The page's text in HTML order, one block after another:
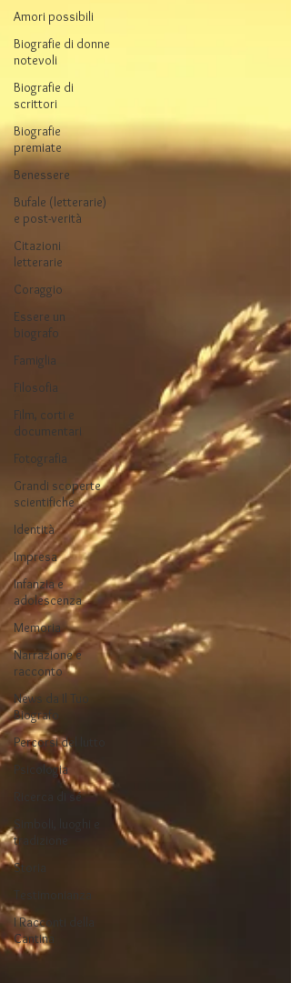
Amori possibili
Biografie di donne
notevoli
Biografie di
scrittori
Biografie
premiate
Benessere
Bufale (letterarie)
e post-verità
Citazioni
letterarie
Coraggio
Essere un
biografo
Famiglia
Filosofia
Film, corti e
documentari
Fotografia
Grandi scoperte
scientifiche
Identità
Impresa
Infanzia e
adolescenza
Memoria
Narrazione e
racconto
News da Il Tuo
Biografo
Percorsi del lutto
Psicologia
Ricerca di sé
Simboli, luoghi e
tradizione
Storia
Testimonianza
I Racconti della
Cantina